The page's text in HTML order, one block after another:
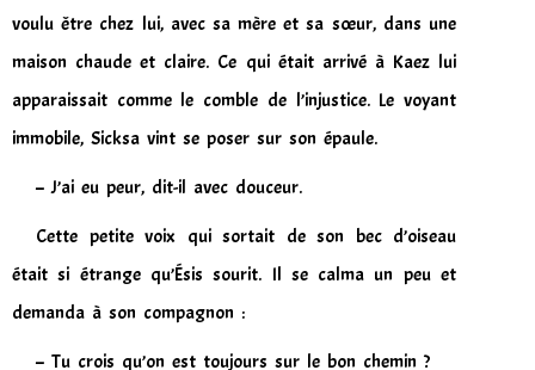
voulu être chez lui, avec sa mère et sa sœur, dans une
maison chaude et claire. Ce qui était arrivé à Kaez lui
apparaissait comme le comble de l’injustice. Le voyant
immobile, Sicksa vint se poser sur son épaule.
– J’ai eu peur, dit-il avec douceur.
Cette petite voix qui sortait de son bec d’oiseau
était si étrange qu’Ésis sourit. Il se calma un peu et
demanda à son compagnon :
– Tu crois qu’on est toujours sur le bon chemin ?